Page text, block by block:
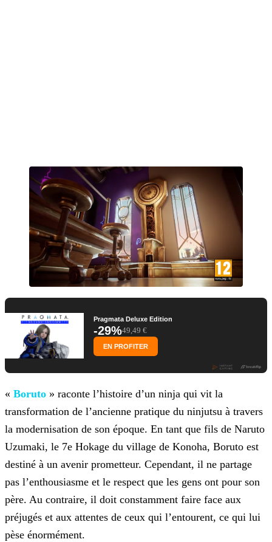
Pragmata Deluxe Edition
-29%49,49 €
EN PROFITER
« Boruto » raconte l’histoire d’un ninja qui vit la
transformation de l’ancienne pratique du ninjutsu à travers
la modernisation de son époque. En tant que fils de Naruto
Uzumaki, le 7e Hokage du village de Konoha, Boruto est
destiné à un avenir prometteur. Cependant, il ne partage
pas l’enthousiasme et le respect que les gens ont pour son
père. Au contraire, il doit constamment faire face aux
préjugés et aux attentes de ceux qui l’entourent, ce qui lui
pèse énormément.